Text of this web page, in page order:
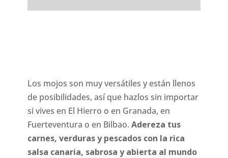
Los mojos son muy versátiles y están llenos
de posibilidades, así que hazlos sin importar
si vives en El Hierro o en Granada, en
Fuerteventura o en Bilbao. Adereza tus
carnes, verduras y pescados con la rica
salsa canaria, sabrosa y abierta al mundo